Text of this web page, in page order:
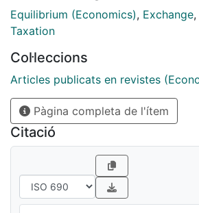
stronger, lower tariffs increase
both tradable and non-tradable
tradable sector.
Equilibrium (Economics), Exchange,
Taxation
Col·leccions
Articles publicats en revistes
Pàgina completa de l'ítem
Citació